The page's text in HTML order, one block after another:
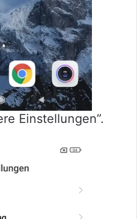
Einstellungen”.